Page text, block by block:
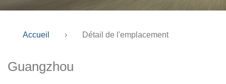
Accueil › Détail de l'emplacement
Guangzhou